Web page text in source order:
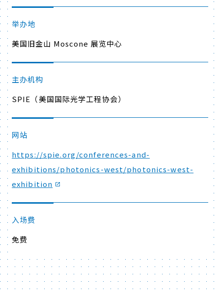
举办地
美国旧金山 Moscone 展览中心
主办机构
SPIE（美国国际光学工程协会）
网站
https://spie.org/conferences-and-
exhibitions/photonics-west/photonics-west-
exhibition
入场费
免费